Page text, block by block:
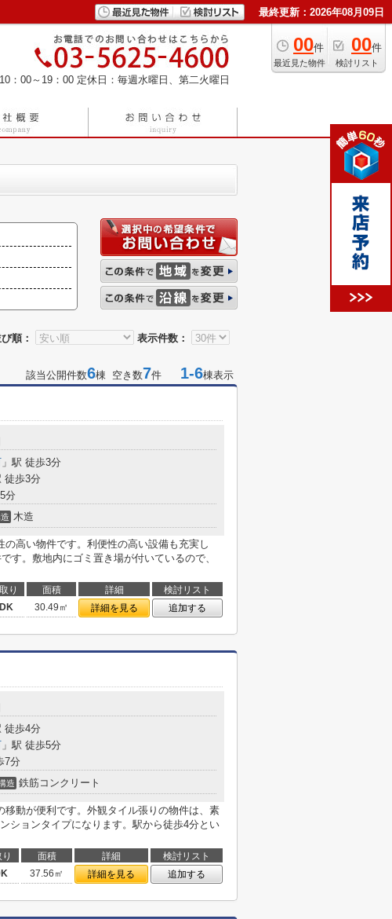
最終更新：2026年08月09日
00件
最近見た物件
00件
検討リスト
：00～19：00 定休日：毎週水曜日、第二火曜日
順： 表示件数：
該当公開件数6棟 空き数7件 1-6棟表示
」駅 徒歩3分
徒歩3分
分
木造
の高い物件です。利便性の高い設備も充実し
す。敷地内にゴミ置き場が付いているので、
り 面積 詳細
検討リスト
30.49㎡ 詳細を見る 追加する
徒歩4分
」駅 徒歩5分
7分
造 鉄筋コンクリート
移動が便利です。外観タイル張りの物件は、素
ションタイプになります。駅から徒歩4分とい
面積 詳細
検討リスト
37.56㎡ 詳細を見る 追加する